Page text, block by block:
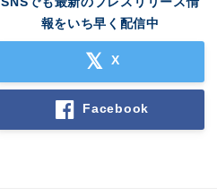
報をいち早く配信中
X
Facebook